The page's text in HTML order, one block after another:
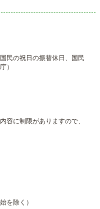
民の祝日の振替休日、国民
）
容に制限がありますので、
を除く）